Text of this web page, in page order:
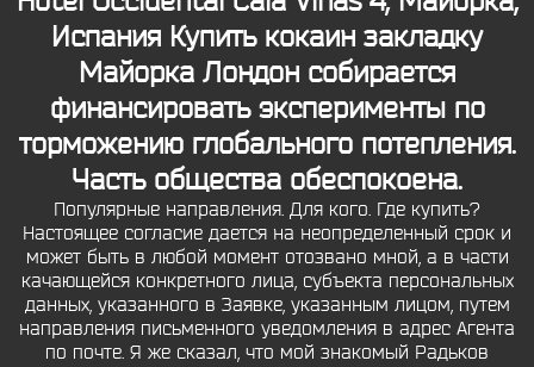
Испания Купить кокаин закладку
Майорка Лондон собирается
финансировать эксперименты по
торможению глобального потепления.
Часть общества обеспокоена.
Популярные направления. Для кого. Где купить?
Настоящее согласие дается на неопределенный срок и
может быть в любой момент отозвано мной, а в части
качающейся конкретного лица, субъекта персональных
данных, указанного в Заявке, указанным лицом, путем
направления письменного уведомления в адрес Агента
по почте. Я же сказал, что мой знакомый Радьков